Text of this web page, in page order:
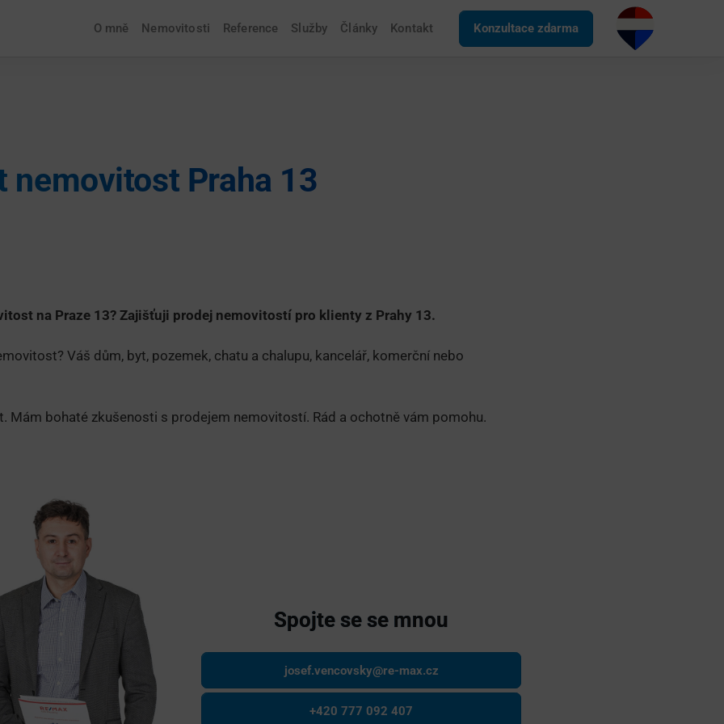
O mně Nemovitosti Reference Služby Články Kontakt Konzultace zdarma
nemovitost Praha 13
na Praze 13? Zajišťuji prodej nemovitostí pro klienty z Prahy 13.
Váš dům, byt, pozemek, chatu a chalupu, kancelář, komerční nebo
Mám bohaté zkušenosti s prodejem nemovitostí. Rád a ochotně vám pomohu.
Spojte se se mnou
josef.vencovsky@re-max.cz
+420 777 092 407